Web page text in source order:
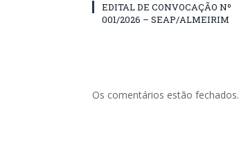
EDITAL DE CONVOCAÇÃO Nº
001/2026 – SEAP/ALMEIRIM
Os comentários estão fechados.